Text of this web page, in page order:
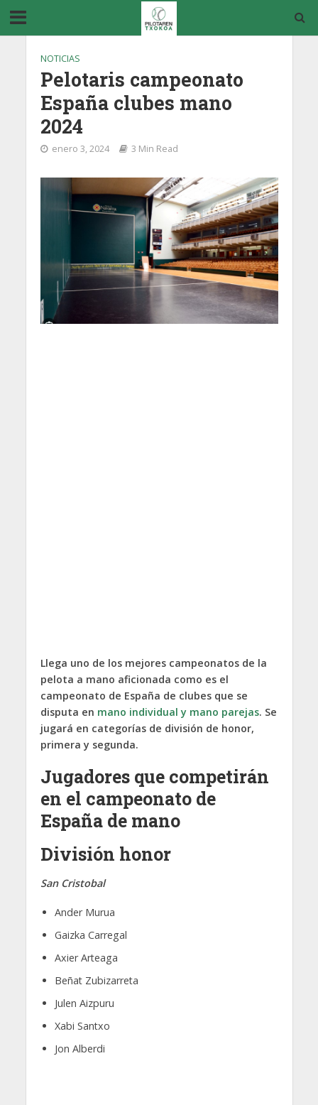
NOTICIAS
Pelotaris campeonato
España clubes mano
2024
enero 3, 2024 3 Min Read
Llega uno de los mejores campeonatos de la
pelota a mano aficionada como es el
campeonato de España de clubes que se
disputa en mano individual y mano parejas. Se
jugará en categorías de división de honor,
primera y segunda.
Jugadores que competirán
en el campeonato de
España de mano
División honor
San Cristobal
Ander Murua
Gaizka Carregal
Axier Arteaga
Beñat Zubizarreta
Julen Aizpuru
Xabi Santxo
Jon Alberdi